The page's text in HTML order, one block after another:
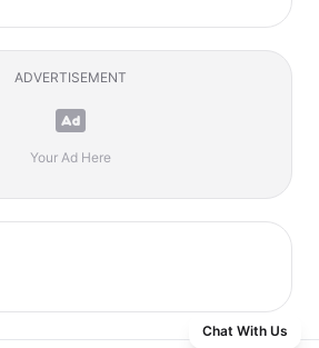
ADVERTISEMENT
Your Ad Here
Chat With Us